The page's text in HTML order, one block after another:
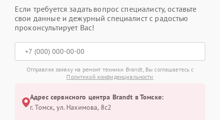
Если требуется задать вопрос специалисту, оставьте
свои данные и дежурный специалист с радостью
проконсультирует Вас!
Отправляя заявку на ремонт техники Brandt, Вы соглашаетесь с
Политикой конфиденциальности
Адрес сервисного центра Brandt в Томске:
г. Томск, ул. Нахимова, 8с2